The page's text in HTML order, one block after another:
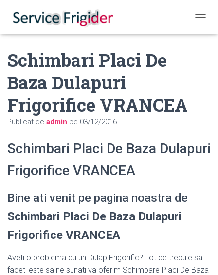
Schimbari Placi De
Baza Dulapuri
Frigorifice VRANCEA
Publicat de admin pe 03/12/2016
Schimbari Placi De Baza Dulapuri
Frigorifice VRANCEA
Bine ati venit pe pagina noastra de
Schimbari Placi De Baza Dulapuri
Frigorifice VRANCEA
Aveti o problema cu un Dulap Frigorific? Tot ce trebuie sa
faceti este sa ne sunati va oferim Schimbare Placi De Baza